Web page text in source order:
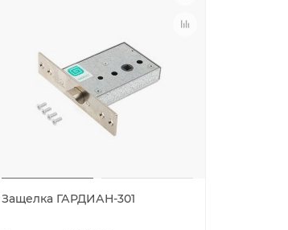
Защелка ГАРДИАН-301